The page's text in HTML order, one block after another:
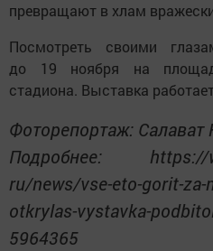
превращают в хлам
Посмотреть своими
до 19 ноября на
стадиона. Выставка
Фоторепортаж: Салават
Подробнее:
ru/news/vse-eto-gorit-za-
otkrylas-vystavka-
5964365